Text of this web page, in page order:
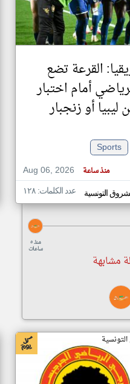
القرعة تضع
أمام اختبار
أو زنجبار
Sports
Aug 06, 2026
منذ ساعة
التونسية عدد الكلمات: ١٢٨
منذ ٥
ساعات
مشابهة